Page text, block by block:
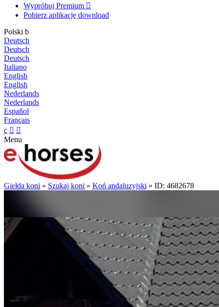
Wypróbuj Premium 
Pobierz aplikację download
Polski b
Deutsch
Deutsch
Deutsch
Italiano
English
English
Nederlands
Nederlands
Español
Français
c  
Menu
Giełda koni » Szukaj koni » Koń andaluzyjski » ID: 4682678